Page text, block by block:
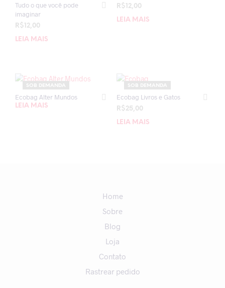
Tudo o que você pode
imaginar
R$ 12,00
LEIA MAIS
R$ 12,00
LEIA MAIS
SOB DEMANDA
Ecobag Alter Mundos
LEIA MAIS
SOB DEMANDA
Ecobag Livros e Gatos
R$25,00
LEIA MAIS
Home
Sobre
Blog
Loja
Contato
Rastrear pedido